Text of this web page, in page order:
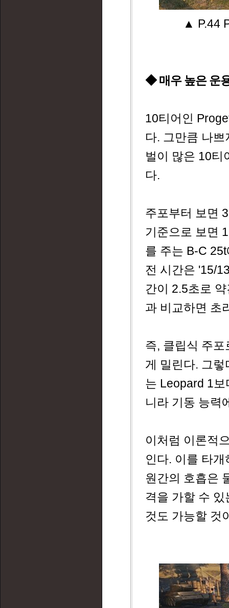
▲ P.44
◆ 매우 높은 운
10티어인
다. 그만큼 나
벌이 많은 10티
다.
주포부터 보면
기준으로 보면
를 주는 B-C
전 시간은 '15/
간이 2.5초로
과 비교하면 초
즉, 클립식 주
게 밀린다. 그
는 Leopard 1
니라 기동 능력
이처럼 이론적
인다. 이를 타
원간의 호흡은
격을 가할 수
것도 가능할 것